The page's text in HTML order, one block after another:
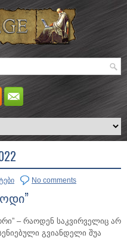
No comments
– რაოდენ საკვირველიც არ
გვიანდელი შუა